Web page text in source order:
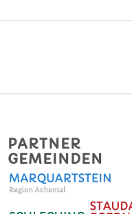
PARTNER
GEMEINDEN